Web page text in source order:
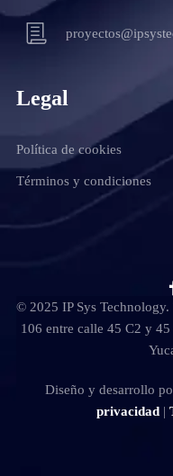
Legal
Política de cookies
Términos y condiciones
© 2025 IP Sys Technology.
106 entre calle 45 C2 y
Diseño y desarrollo
privacidad|